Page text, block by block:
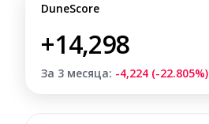
DuneScore
+14,298
За 3 месяца: -4,224 (-22.805%)